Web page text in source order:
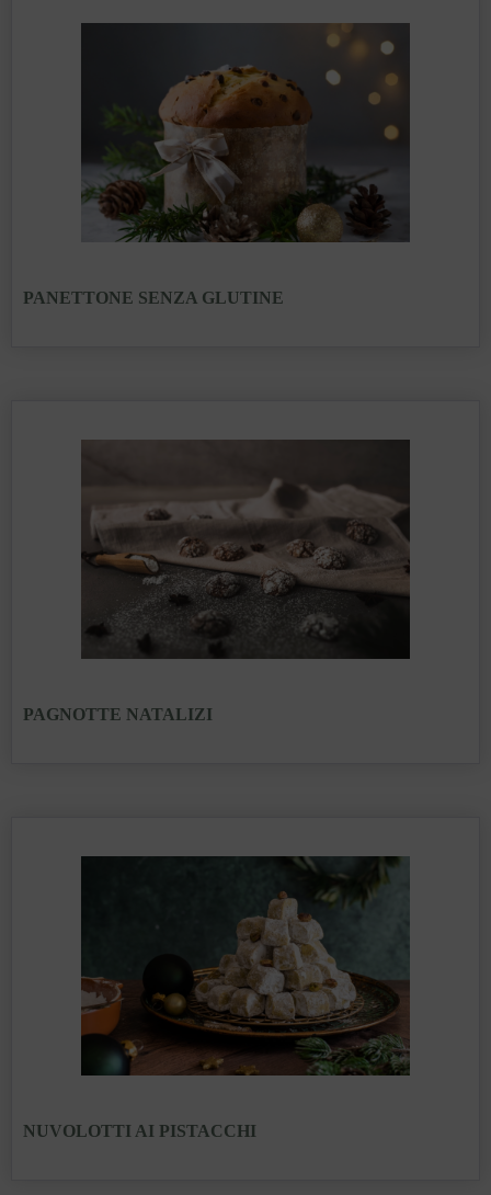
PANETTONE SENZA GLUTINE
PAGNOTTE NATALIZI
NUVOLOTTI AI PISTACCHI